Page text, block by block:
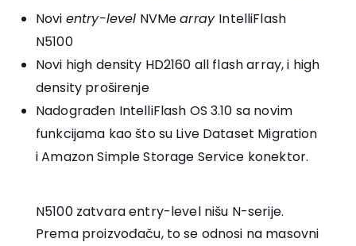
Novi entry-level NVMearray IntelliFlash
N5100
Novi high density HD2160 all flash array, i high
density proširenje
Nadograđen IntelliFlash OS 3.10 sa novim
funkcijama kao što su Live Dataset Migration
i Amazon Simple Storage Service konektor.
N5100 zatvara entry-level nišu N-serije.
Prema proizvođaču, to se odnosi na masovni